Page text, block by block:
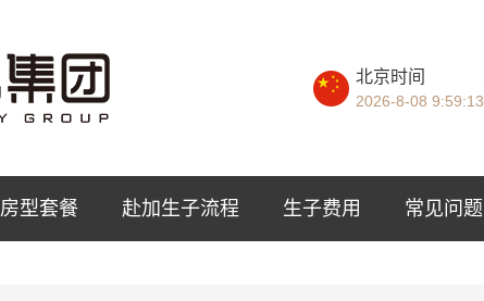
北京时间
2026-8-08 9:59:14
房型套餐 赴加生子流程 生子费用 常见问题